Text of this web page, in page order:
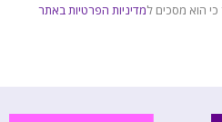
הוא מסכים למדיניות הפרטיות באתר